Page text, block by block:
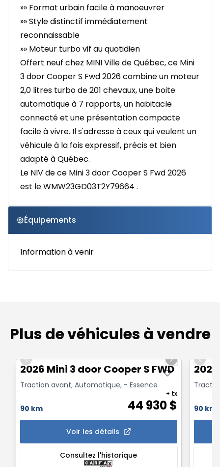
»» Format urbain facile à manoeuvrer
»» Style distinctif immédiatement
reconnaissable
»» Moteur turbo vif au quotidien
Offert neuf chez MINI Ville de Québec, ce Mini
3 door Cooper S Fwd 2026 combine un moteur
2,0 litres turbo de 201 chevaux, une boite
automatique à 7 rapports, un habitacle
connecté et une présentation compacte
facile à vivre. Il s'adresse à ceux qui veulent un
véhicule à la fois expressif, précis et bien
adapté à Québec.
Le NIV de ce Mini 3 door Cooper S Fwd 2026
est le WMW23GD03T2Y79664 .
Équipements
Information à venir
Plus de véhicules à vendre
Previous slide
Next slide
2026 Mini 3 door Cooper S FWD
Traction avant, Automatique, - Essence
90 km 44 930$
+ tx
Voir les détails
Consultez l'historique
90 km